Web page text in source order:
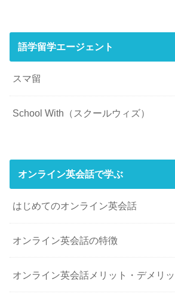
語学留学エージェント
スマ留
School With（スクールウィズ）
オンライン英会話で学ぶ
はじめてのオンライン英会話
オンライン英会話の特徴
オンライン英会話メリット・デメリッ